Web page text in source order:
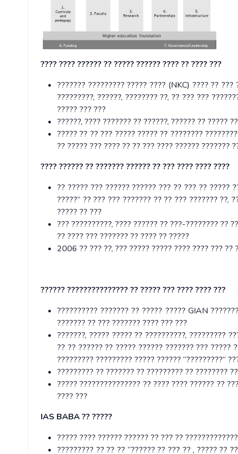
???? ???? ?????? ?? ????? ?????? ???? ?? ???? ???
??????? ????????? ????? ???? (NKC) ???? ?? ???
?????????, ??????, ???????? ??, ?? ??? ???
????? ??? ???
??????, ???? ??????? ?? ??????, ?????? ?? ?????
????? ?? ?? ??? ????? ????? ?? ????????
?? ????? ??? ???? ?? ?? ??? ???? ?????? ???????
???? ?????? ?? ??????? ?????? ?? ??? ???? ???? ????
?? ????? ??? ?????? ?????? ??? ?? ??? ?? ?????
?????” ?? ??? ??? ??????? ?? ?? ??? ???????
????? ?? ???
??? ??????????, ???? ?????? ?? ???-???????? ??
?? ???? ??? ??????? ?? ???? ?? ?????
2006 ?? ??? ??, ??? ????? ????? ???? ???? ??? ??
?????? ??????????????? ?? ????? ??? ???? ???? ???
?????????? ??????? ?? ????? ????? GIAN
??????? ?? ??? ??????? ???? ??? ???
???????, ????? ????? ?? ??????????, ?????????
?? ?? ?????? ?? ????? ?????? ??????? ??? ?????
????????? ????????? ????? ?????? “?????????”
????????? ?? ??????? ?? ????????? ?? ????????
????? ??????????????? ?? ???? ???? ?????? ??
???? ???
IAS BABA ?? ?????
????? ???? ?????? ?????? ?? ??? ??
????????? ?? ?? ?? “?????? ?? ??? ?? , ????? ??